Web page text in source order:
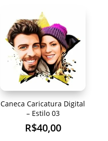
Caneca Caricatura Digital
– Estilo 03
R$40,00